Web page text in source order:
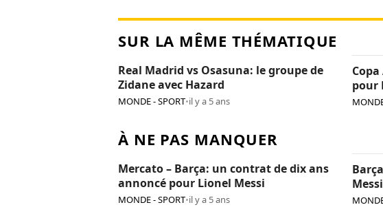
SUR LA MÊME THÉMATIQUE
Real Madrid vs Osasuna: le groupe de
Zidane avec Hazard
MONDE - SPORT•il y a 5 ans
pour
À NE PAS MANQUER
Mercato – Barça: un contrat de dix ans
annoncé pour Lionel Messi
MONDE - SPORT•il y a 5 ans